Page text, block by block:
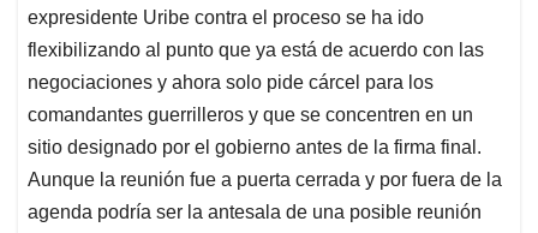
expresidente Uribe contra el proceso se ha ido
flexibilizando al punto que ya está de acuerdo con las
negociaciones y ahora solo pide cárcel para los
comandantes guerrilleros y que se concentren en un
sitio designado por el gobierno antes de la firma final.
Aunque la reunión fue a puerta cerrada y por fuera de la
agenda podría ser la antesala de una posible reunión